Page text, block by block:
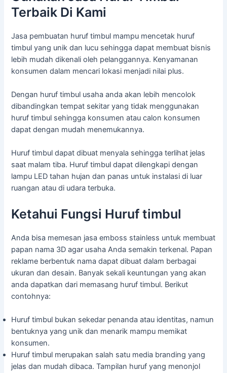
Terbaik Di Kami
Jasa pembuatan huruf timbul mampu mencetak huruf
timbul yang unik dan lucu sehingga dapat membuat bisnis
lebih mudah dikenali oleh pelanggannya. Kenyamanan
konsumen dalam mencari lokasi menjadi nilai plus.
Dengan huruf timbul usaha anda akan lebih mencolok
dibandingkan tempat sekitar yang tidak menggunakan
huruf timbul sehingga konsumen atau calon konsumen
dapat dengan mudah menemukannya.
Huruf timbul dapat dibuat menyala sehingga terlihat jelas
saat malam tiba. Huruf timbul dapat dilengkapi dengan
lampu LED tahan hujan dan panas untuk instalasi di luar
ruangan atau di udara terbuka.
Ketahui Fungsi Huruf timbul
Anda bisa memesan jasa emboss stainless untuk membuat
papan nama 3D agar usaha Anda semakin terkenal. Papan
reklame berbentuk nama dapat dibuat dalam berbagai
ukuran dan desain. Banyak sekali keuntungan yang akan
anda dapatkan dari memasang huruf timbul. Berikut
contohnya:
Huruf timbul bukan sekedar penanda atau identitas, namun
bentuknya yang unik dan menarik mampu memikat
konsumen.
Huruf timbul merupakan salah satu media branding yang
jelas dan mudah dibaca. Tampilan huruf yang menonjol